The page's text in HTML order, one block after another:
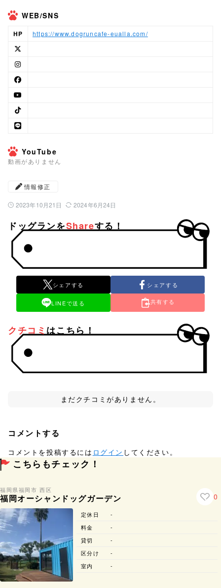
WEB/SNS
HP https://www.dogruncafe-eualla.com/
YouTube
動画がありません
情報修正
公開日：
2023年10月21日 最終更新日：
2024年6月24日
ドッグランをShareする！
シェアする シェアする
LINEで送る 共有する
クチコミ はこちら！
まだクチコミがありません。
コメントする
コメントを投稿するには ログイン してください。
こちらもチェック！
福岡県福岡市 西区
福岡オーシャンドッグガーデン 0
定休日
-
料金
-
貸切
-
区分け
-
室内
-